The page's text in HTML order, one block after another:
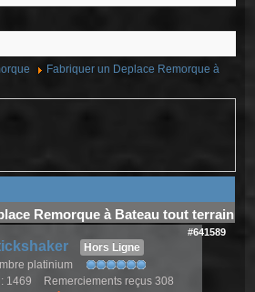
Fabriquer un Deplace Remorque à
Remorque à Bateau tout terrain
#641589
Hors Ligne
platinium
1469
Remerciements reçus 308